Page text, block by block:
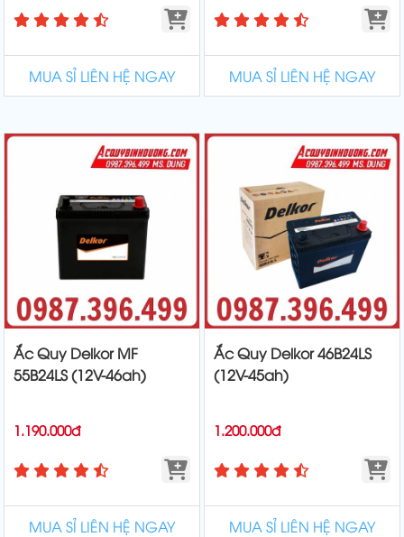
MUA SỈ LIÊN HỆ NGAY MUA SỈ LIÊN HỆ NGAY
Ắc Quy Delkor MF
55B24LS (12V-46ah)
1.190.000đ
MUA SỈ LIÊN HỆ NGAY
Ắc Quy Delkor 46B24LS
(12V-45ah)
1.200.000đ
MUA SỈ LIÊN HỆ NGAY